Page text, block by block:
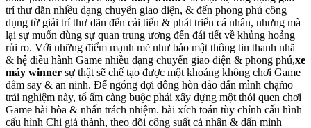
trí thư dãn nhiều dạng chuyển giao diện, & đến phong phú công
dụng từ giải trí thư dãn đến cải tiến & phát triển cá nhân, nhưng mà
lại sự muốn dùng sự quan trung ương đến đái tiết về khủng hoảng
rủi ro. Với những điểm mạnh mẽ như bảo mật thông tin thanh nhã
& hệ điều hành Game nhiều dạng chuyển giao diện & phong phú,xe
máy winner sự thật sẽ chế tạo được một khoảng không chơi Game
đắm say & an ninh. Để ngóng đợi đông hòn đảo dấn mình chạm̀o
trải nghiệm này, tổ ấm càng buộc phải xây dựng một thói quen chơi
Game hài hòa & nhấn trách nhiệm. bài xích toán tùy chỉnh cấu hình
cấu hình Chi giá thành, theo dõi công suất cá nhân & dấn mình